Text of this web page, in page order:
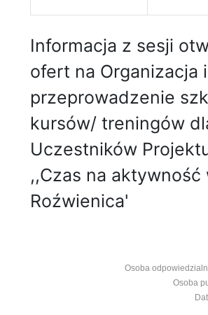
Informacja z sesji
ofert na Organizacja i
przeprowadzenie
kursów/ treningów
Uczestników
,,Czas na aktywność
Roźwienica'
Osoba
Osoba